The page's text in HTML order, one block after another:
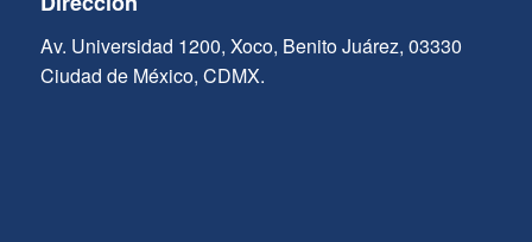
Av. Universidad 1200, Xoco, Benito Juárez, 03330
Ciudad de México, CDMX.